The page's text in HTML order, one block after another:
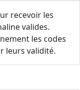
recevoir les
valides.
les codes
leurs validité.